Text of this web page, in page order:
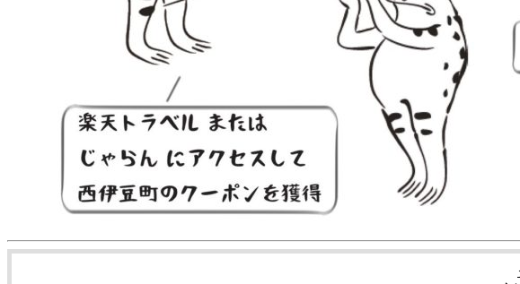
1人1泊 17,000円 のプランを2名で予約する場合
合計 34,000円の宿泊料金から 10,000円を割引（クーポン利用）
合計 24,000円に！
さらに、静岡県にお住まいの方は『しずおか元気旅
※クーポン適用後の宿泊料金がしずおか元気旅の利用条件を満たしている必